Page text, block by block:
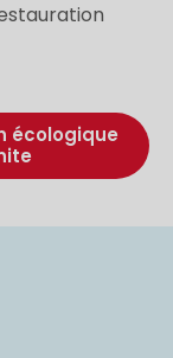
écologique